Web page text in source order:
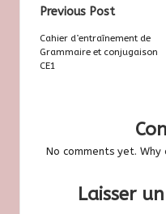
Post
navigation
Previous Post
Cahier d’entraînement de
Grammaire et conjugaison
CE1
No comments yet. Why
Laisser